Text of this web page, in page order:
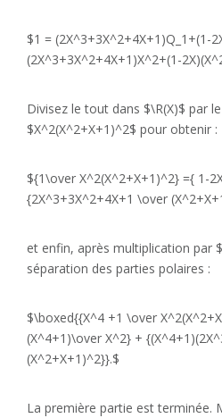
$1 = (2X^3+3X^2+4X+1)Q_1+(1-
(2X^3+3X^2+4X+1)X^2+(1-
Divisez le tout dans $\R(X)$ par
$X^2(X^2+X+1)^2$ pour obtenir :
${1\over X^2(X^2+X+1)^2} ={ 1-
{2X^3+3X^2+4X+1 \over
et enfin, après multiplication par
séparation des parties polaires :
$\boxed{{X^4 +1 \over
(X^4+1)\over X^2} +
(X^2+X+1)^2}}.$
La première partie est terminée.